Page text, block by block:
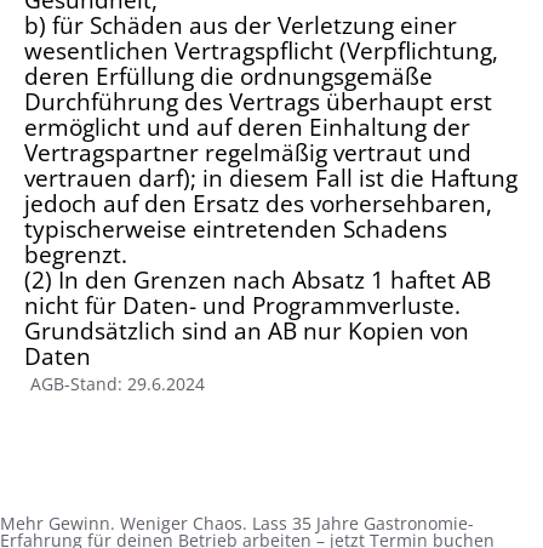
b) für Schäden aus der Verletzung einer
wesentlichen Vertragspflicht (Verpflichtung,
deren Erfüllung die ordnungsgemäße
Durchführung des Vertrags überhaupt erst
ermöglicht und auf deren Einhaltung der
Vertragspartner regelmäßig vertraut und
vertrauen darf); in diesem Fall ist die Haftung
jedoch auf den Ersatz des vorhersehbaren,
typischerweise eintretenden Schadens
begrenzt.
(2) In den Grenzen nach Absatz 1 haftet AB
nicht für Daten- und Programmverluste.
Grundsätzlich sind an AB nur Kopien von
Daten
AGB-Stand: 29.6.2024
Mehr Gewinn. Weniger Chaos. Lass 35 Jahre Gastronomie-
Erfahrung für deinen Betrieb arbeiten – jetzt Termin buchen